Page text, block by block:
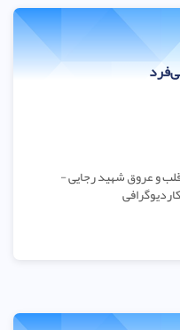
و عروق شهید رجایی -